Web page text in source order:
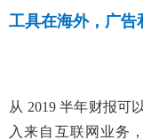
工具在海外，广告
从 2019 半年财报可
入来自互联网业务